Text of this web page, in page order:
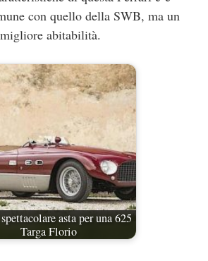
con quello della SWB, ma un
abitabilità.
asta per una 625
Targa Florio